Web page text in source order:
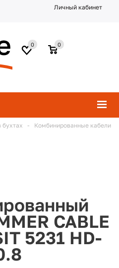
Личный кабинет
0
0
бухтах - Комбинированные кабели
CABLE
5231 HD-